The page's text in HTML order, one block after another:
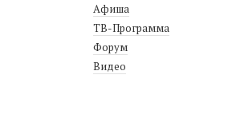
Афиша
ТВ-Программа
Форум
Видео